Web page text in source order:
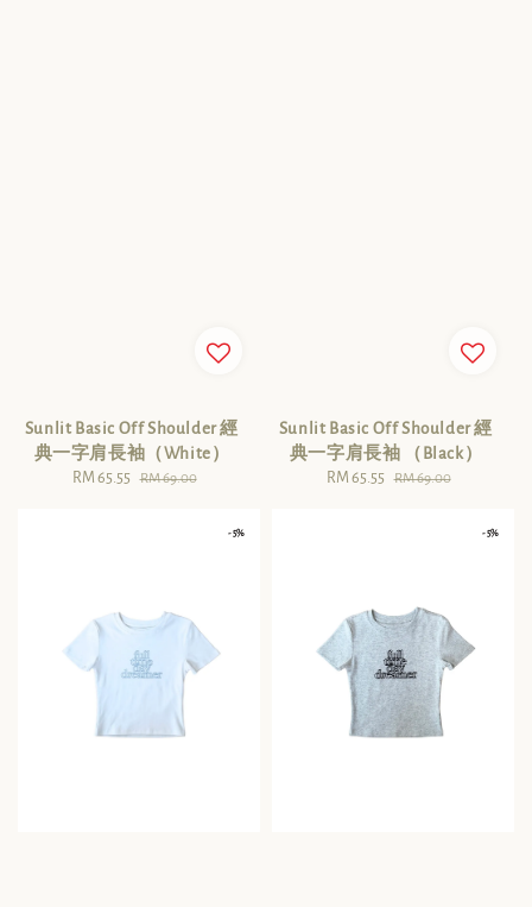
Sunlit Basic Off Shoulder 經
典一字肩長袖（White）
Sale
RM 65.55 Regular
RM 69.00
Sunlit Basic Off Shoulder 經
典一字肩長袖 （Black）
Sale
RM 65.55 Regular
RM 69.00
- 5% - 5%